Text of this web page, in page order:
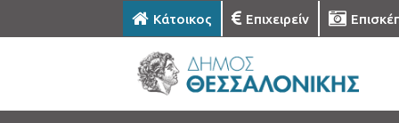
Κάτοικος Επιχειρείν